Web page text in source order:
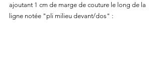
ajoutant 1 cm de marge de couture le long de la
ligne notée "pli milieu devant/dos" :